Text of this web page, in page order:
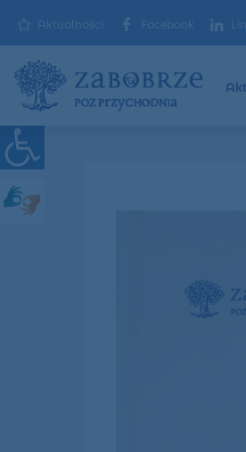
Aktualności Facebook